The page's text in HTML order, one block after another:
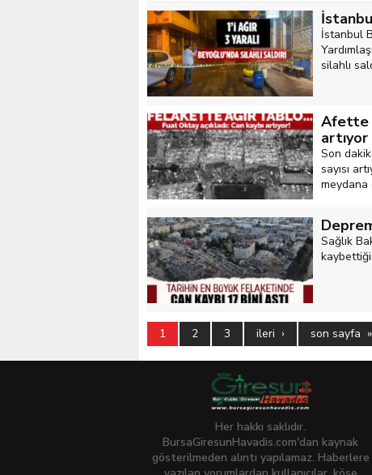
İstanbul
silahlı
Afette
artıyor
Son
sayısı
meydana
Sağlık
1 2 3 ileri › son sayfa »
Her hakkı saklıdır.
BursaGiresunHavadis.com'dan kaynak
gösterilmeden alıntı yapılamaz. Haberlere